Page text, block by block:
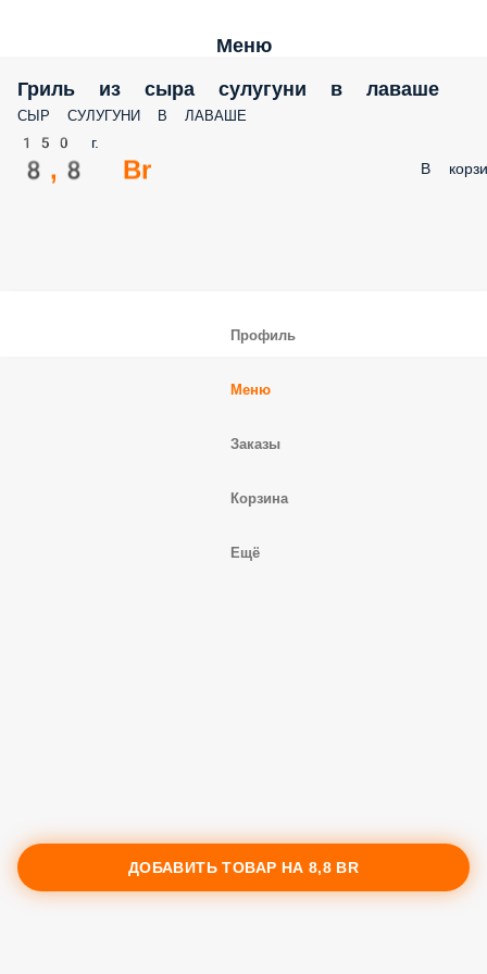
Меню
Гриль из сыра сулугуни в лаваше
СЫР СУЛУГУНИ В ЛАВАШЕ
150 г.
8,8 Br В
ДОБАВИТЬ ТОВАР НА 8,8 BR
Профиль
Меню
Заказы
Корзина
Ещё